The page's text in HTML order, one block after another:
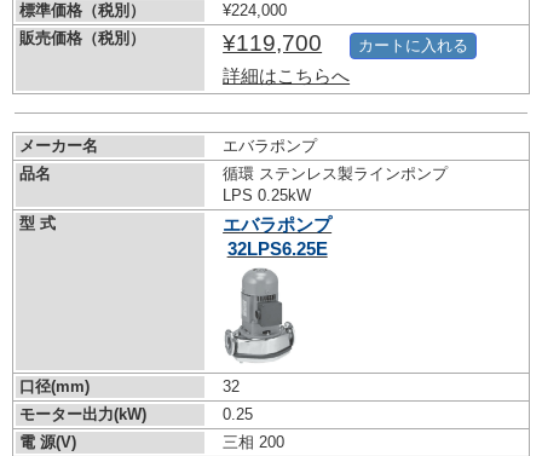
標準価格（税別）
¥224,000
販売価格（税別）
¥119,700
詳細はこちらへ
カートに入れる
メーカー名
エバラポンプ
品名
循環 ステンレス製ラインポンプ
LPS 0.25kW
型 式
エバラポンプ
32LPS6.25E
口径(mm)
32
モーター出力(kW)
0.25
電 源(V)
三相 200